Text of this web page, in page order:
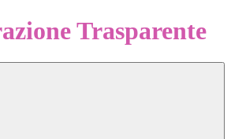
Trasparente